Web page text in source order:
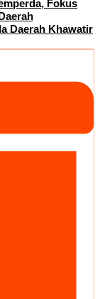
Fokus
Daerah Khawatir